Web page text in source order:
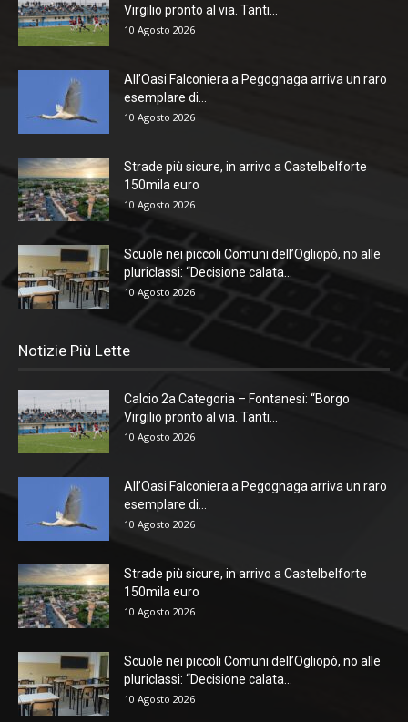
Virgilio pronto al via. Tanti...
10 Agosto 2026
All’Oasi Falconiera a Pegognaga arriva un raro
esemplare di...
10 Agosto 2026
Strade più sicure, in arrivo a Castelbelforte
150mila euro
10 Agosto 2026
Scuole nei piccoli Comuni dell’Ogliopò, no alle
pluriclassi: “Decisione calata...
10 Agosto 2026
Notizie Più Lette
Calcio 2a Categoria – Fontanesi: “Borgo
Virgilio pronto al via. Tanti...
10 Agosto 2026
All’Oasi Falconiera a Pegognaga arriva un raro
esemplare di...
10 Agosto 2026
Strade più sicure, in arrivo a Castelbelforte
150mila euro
10 Agosto 2026
Scuole nei piccoli Comuni dell’Ogliopò, no alle
pluriclassi: “Decisione calata...
10 Agosto 2026